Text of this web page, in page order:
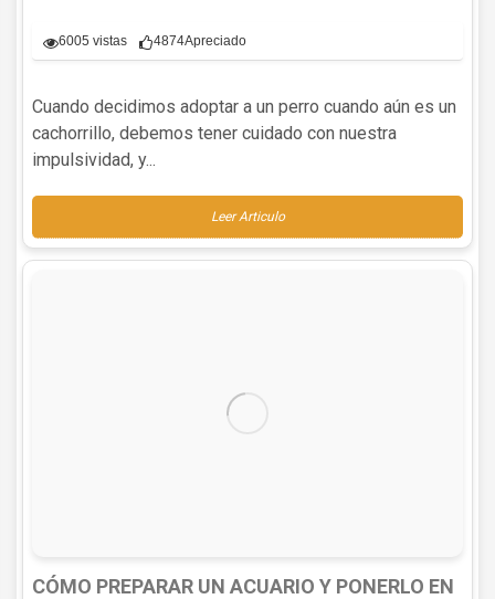
6005 vistas 4874Apreciado
Cuando decidimos adoptar a un perro cuando aún es un
cachorrillo, debemos tener cuidado con nuestra
impulsividad, y...
Leer Articulo
CÓMO PREPARAR UN ACUARIO Y PONERLO EN